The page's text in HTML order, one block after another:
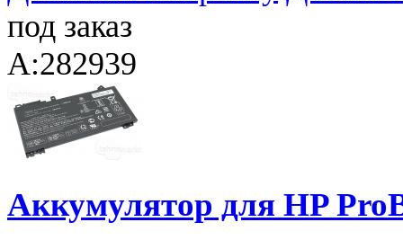
под заказ
A:282939
Аккумулятор для HP